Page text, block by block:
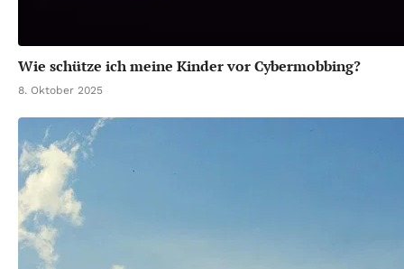
Wie schütze ich meine Kinder vor Cybermobbing?
8. Oktober 2025